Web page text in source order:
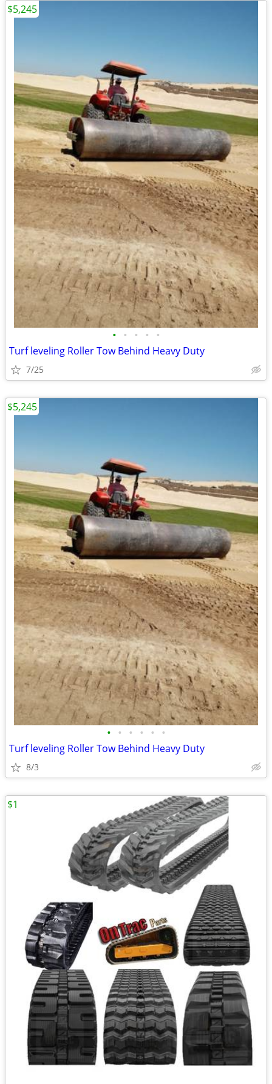
• • • • •
Turf leveling Roller Tow Behind Heavy Duty
7/25
$5,245
• • • • • •
Turf leveling Roller Tow Behind Heavy Duty
8/3
$5,245
$1